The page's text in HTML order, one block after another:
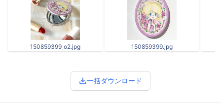
150859399_o2.jpg 150859399.jpg
一括ダウンロード